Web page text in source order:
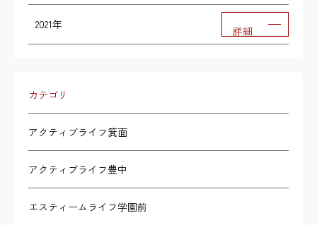
2021年 詳細
カテゴリ
アクティブライフ箕面
アクティブライフ豊中
エスティームライフ学園前